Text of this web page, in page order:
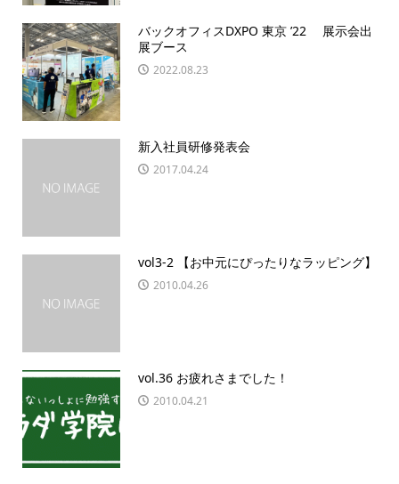
バックオフィスDXPO 東京 ’22 展示会出
展ブース
2022.08.23
新入社員研修発表会
2017.04.24
vol3-2 【お中元にぴったりなラッピング】
2010.04.26
vol.36 お疲れさまでした！
2010.04.21